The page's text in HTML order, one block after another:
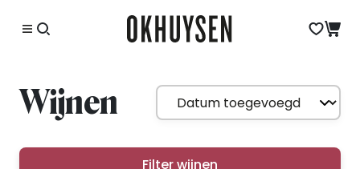
Wijnen
Filter wijnen